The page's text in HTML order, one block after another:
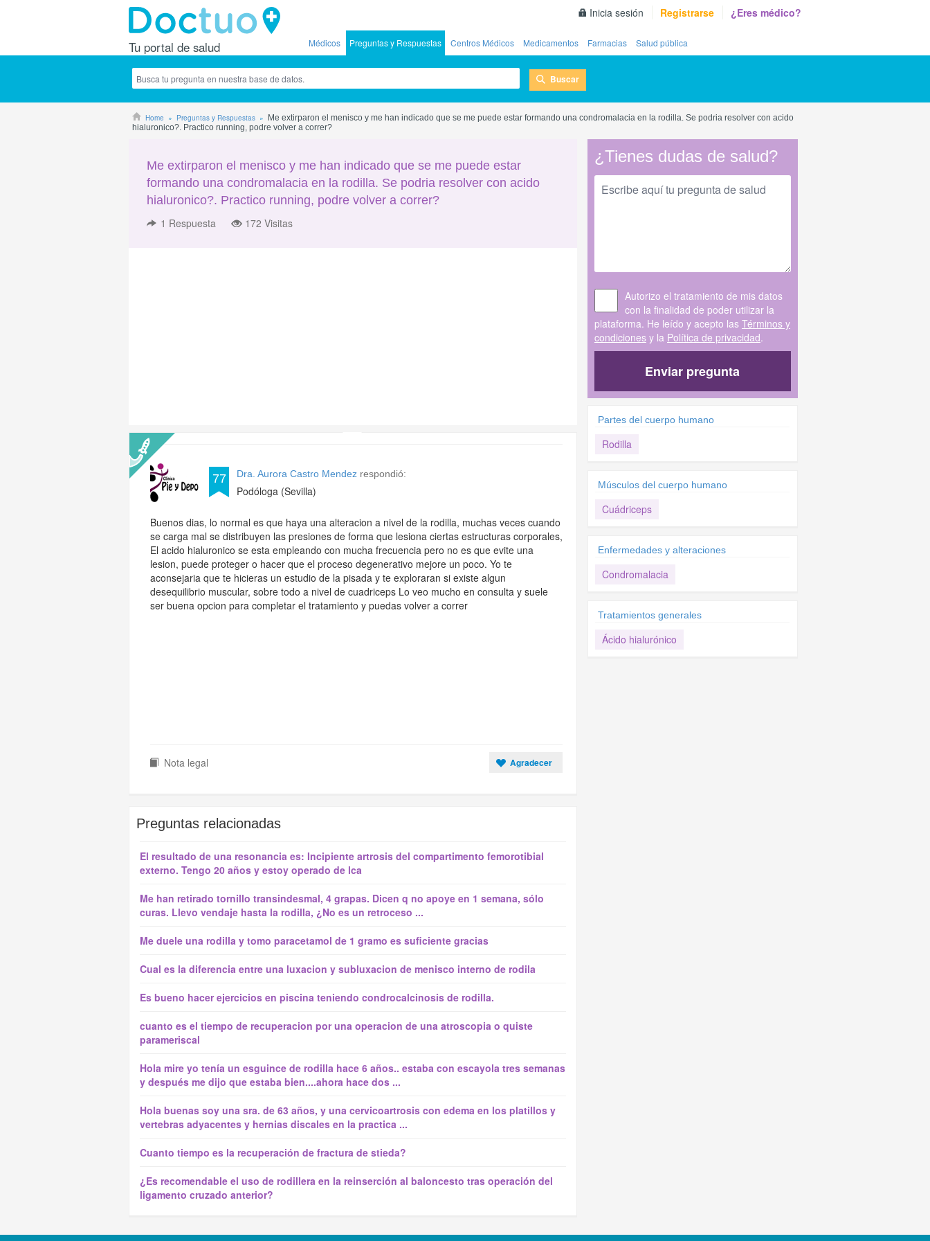
Tu portal de salud
Inicia sesión Registrarse ¿Eres médico?
Médicos Preguntas y Respuestas Centros Médicos Medicamentos Farmacias Salud pública
Buscar
Home Preguntas y Respuestas
Me extirparon el menisco y me han indicado que se me puede estar formando una condromalacia en la rodilla. Se podria resolver con acido
hialuronico?. Practico running, podre volver a correr?
Me extirparon el menisco y me han indicado que se me puede estar
formando una condromalacia en la rodilla. Se podria resolver con acido
hialuronico?. Practico running, podre volver a correr?
1 Respuesta 172 Visitas
77 Dra. Aurora Castro Mendez respondió:
Podóloga (Sevilla)
Buenos dias, lo normal es que haya una alteracion a nivel de la rodilla, muchas veces cuando
se carga mal se distribuyen las presiones de forma que lesiona ciertas estructuras corporales,
El acido hialuronico se esta empleando con mucha frecuencia pero no es que evite una
lesion, puede proteger o hacer que el proceso degenerativo mejore un poco. Yo te
aconsejaria que te hicieras un estudio de la pisada y te exploraran si existe algun
desequilibrio muscular, sobre todo a nivel de cuadriceps Lo veo mucho en consulta y suele
ser buena opcion para completar el tratamiento y puedas volver a correr
Nota legal Agradecer
Preguntas relacionadas
El resultado de una resonancia es: Incipiente artrosis del compartimento femorotibial
externo. Tengo 20 años y estoy operado de lca
Me han retirado tornillo transindesmal, 4 grapas. Dicen q no apoye en 1 semana, sólo
curas. Llevo vendaje hasta la rodilla, ¿No es un retroceso ...
Me duele una rodilla y tomo paracetamol de 1 gramo es suficiente gracias
Cual es la diferencia entre una luxacion y subluxacion de menisco interno de rodila
Es bueno hacer ejercicios en piscina teniendo condrocalcinosis de rodilla.
cuanto es el tiempo de recuperacion por una operacion de una atroscopia o quiste
parameriscal
Hola mire yo tenía un esguince de rodilla hace 6 años.. estaba con escayola tres semanas
y después me dijo que estaba bien....ahora hace dos ...
Hola buenas soy una sra. de 63 años, y una cervicoartrosis con edema en los platillos y
vertebras adyacentes y hernias discales en la practica ...
Cuanto tiempo es la recuperación de fractura de stieda?
¿Es recomendable el uso de rodillera en la reinserción al baloncesto tras operación del
ligamento cruzado anterior?
¿Tienes dudas de salud?
Autorizo el tratamiento de mis datos
con la finalidad de poder utilizar la
plataforma. He leído y acepto las Términos y
condicionesy la Política de privacidad.
Enviar pregunta
Partes del cuerpo humano
Rodilla
Músculos del cuerpo humano
Cuádriceps
Enfermedades y alteraciones
Condromalacia
Tratamientos generales
Ácido hialurónico